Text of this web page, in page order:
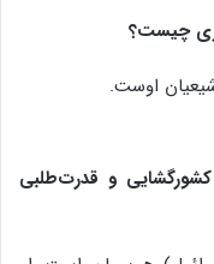
چیست؟
اوست.
و قدرت‌طلبی